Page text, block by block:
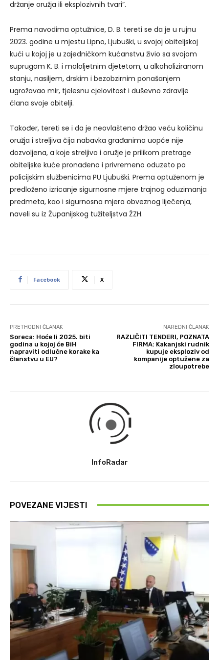
držanje oružja ili eksplozivnih tvari”.
Prema navodima optužnice, D. B. tereti se da je u rujnu
2023. godine u mjestu Lipno, Ljubuški, u svojoj obiteljskoj
kući u kojoj je u zajedničkom kućanstvu živio sa svojom
suprugom K. B. i maloljetnim djetetom, u alkoholiziranom
stanju, nasiljem, drskim i bezobzirnim ponašanjem
ugrožavao mir, tjelesnu cjelovitost i duševno zdravlje
člana svoje obitelji.
Također, tereti se i da je neovlašteno držao veću količinu
oružja i streljiva čija nabavka građanima uopće nije
dozvoljena, a koje streljivo i oružje je prilikom pretrage
obiteljske kuće pronađeno i privremeno oduzeto po
policijskim službenicima PU Ljubuški. Prema optuženom je
predloženo izricanje sigurnosne mjere trajnog oduzimanja
predmeta, kao i sigurnosna mjera obveznog liječenja,
naveli su iz Županijskog tužiteljstva ŽZH.
Facebook X
PRETHODNI ČLANAK
Soreca: Hoće li 2025. biti
godina u kojoj će BiH
napraviti odlučne korake ka
članstvu u EU?
NAREDNI ČLANAK
RAZLIČITI TENDERI, POZNATA
FIRMA: Kakanjski rudnik
kupuje eksploziv od
kompanije optužene za
zloupotrebe
InfoRadar
POVEZANE VIJESTI